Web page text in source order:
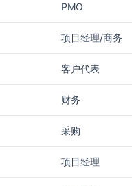
PMO
项目经理/商务
客户代表
财务
采购
项目经理